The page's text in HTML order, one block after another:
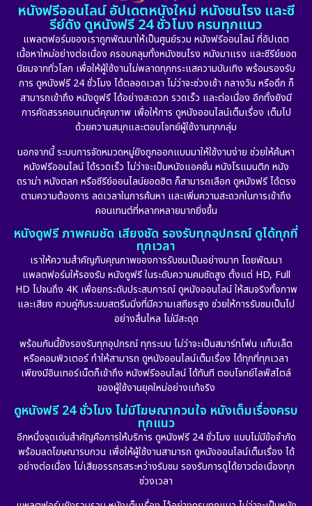
หนังฟรีออนไลน์ อัปเดตหนังใหม่ หนังชนโรง และซี
รีย์ดัง ดูหนังฟรี 24 ชั่วโมง ครบทุกแนว
แพลตฟอร์มของเราถูกพัฒนาให้เป็นศูนย์รวม หนังฟรีออนไลน์ ที่อัปเดต
เนื้อหาใหม่อย่างต่อเนื่อง ครอบคลุมทั้งหนังชนโรง หนังมาแรง และซีรีย์ยอด
นิยมจากทั่วโลก เพื่อให้ผู้ใช้งานไม่พลาดทุกกระแสความบันเทิง พร้อมรองรับ
การ ดูหนังฟรี 24 ชั่วโมง ได้ตลอดเวลา ไม่ว่าจะช่วงเช้า กลางวัน หรือดึก ก็
สามารถเข้าถึง หนังดูฟรี ได้อย่างสะดวก รวดเร็ว และต่อเนื่อง อีกทั้งยังมี
การคัดสรรคอนเทนต์คุณภาพ เพื่อให้การ ดูหนังออนไลน์เต็มเรื่อง เต็มไป
ด้วยความสนุกและตอบโจทย์ผู้ใช้งานทุกกลุ่ม
นอกจากนี้ ระบบการจัดหมวดหมู่ยังถูกออกแบบมาให้ใช้งานง่าย ช่วยให้ค้นหา
หนังฟรีออนไลน์ ได้รวดเร็ว ไม่ว่าจะเป็นหนังแอคชั่น หนังโรแมนติก หนัง
ดราม่า หนังตลก หรือซีรีย์ออนไลน์ยอดฮิต ก็สามารถเลือก ดูหนังฟรี ได้ตรง
ตามความต้องการ ลดเวลาในการค้นหา และเพิ่มความสะดวกในการเข้าถึง
คอนเทนต์ที่หลากหลายมากยิ่งขึ้น
หนังดูฟรี ภาพคมชัด เสียงชัด รองรับทุกอุปกรณ์ ดูได้ทุกที่
ทุกเวลา
เราให้ความสำคัญกับคุณภาพของการรับชมเป็นอย่างมาก โดยพัฒนา
แพลตฟอร์มให้รองรับ หนังดูฟรี ในระดับความคมชัดสูง ตั้งแต่ HD, Full
HD ไปจนถึง 4K เพื่อยกระดับประสบการณ์ ดูหนังออนไลน์ ให้สมจริงทั้งภาพ
และเสียง ควบคู่กับระบบสตรีมมิ่งที่มีความเสถียรสูง ช่วยให้การรับชมเป็นไป
อย่างลื่นไหล ไม่มีสะดุด
พร้อมกันนี้ยังรองรับทุกอุปกรณ์ ทุกระบบ ไม่ว่าจะเป็นสมาร์ทโฟน แท็บเล็ต
หรือคอมพิวเตอร์ ทำให้สามารถ ดูหนังออนไลน์เต็มเรื่อง ได้ทุกที่ทุกเวลา
เพียงมีอินเทอร์เน็ตก็เข้าถึง หนังฟรีออนไลน์ ได้ทันที ตอบโจทย์ไลฟ์สไตล์
ของผู้ใช้งานยุคใหม่อย่างแท้จริง
ดูหนังฟรี 24 ชั่วโมง ไม่มีโฆษณากวนใจ หนังเต็มเรื่องครบ
ทุกแนว
อีกหนึ่งจุดเด่นสำคัญคือการให้บริการ ดูหนังฟรี 24 ชั่วโมง แบบไม่มีข้อจำกัด
พร้อมลดโฆษณารบกวน เพื่อให้ผู้ใช้งานสามารถ ดูหนังออนไลน์เต็มเรื่อง ได้
อย่างต่อเนื่อง ไม่เสียอรรถรสระหว่างรับชม รองรับการดูได้ยาวต่อเนื่องทุก
ช่วงเวลา